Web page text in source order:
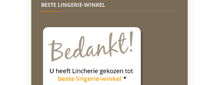
BESTE LINGERIE-WINKEL